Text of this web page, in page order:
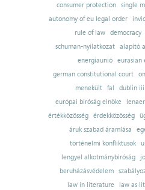
consumer protection
single
autonomy of eu legal order
rule of law
democracy
schuman-nyilatkozat alapító
energiaunió eurasian
german constitutional court
menekült
fal dublin iii
európai bíróság elnöke
értékközösség
érdekközösség
áruk szabad áramlása
történelmi konfliktusok
lengyel alkotmánybíróság
beruházásvédelem
law in literature
law as